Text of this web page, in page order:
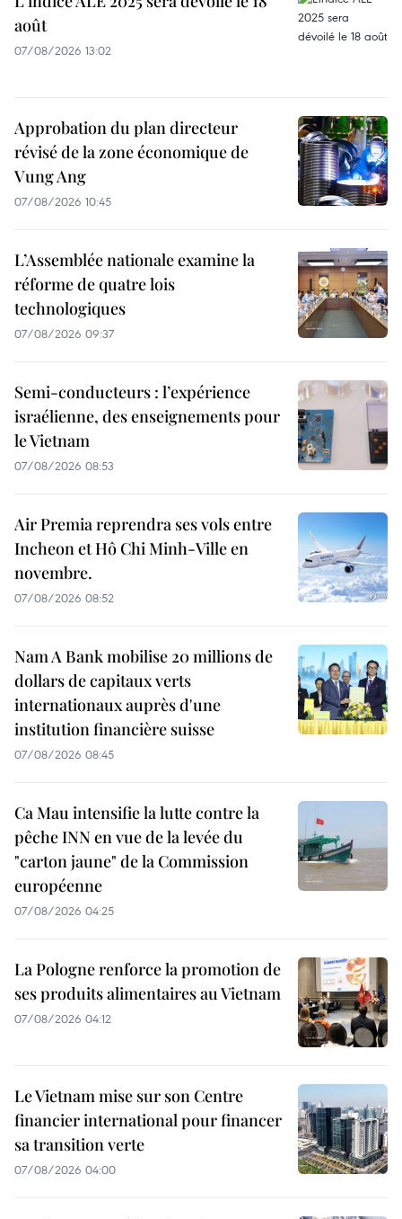
août
07/08/2026 13:02
Approbation du plan directeur
révisé de la zone économique de
Vung Ang
07/08/2026 10:45
L’Assemblée nationale examine la
réforme de quatre lois
technologiques
07/08/2026 09:37
Semi-conducteurs : l’expérience
israélienne, des enseignements pour
le Vietnam
07/08/2026 08:53
Air Premia reprendra ses vols entre
Incheon et Hô Chi Minh-Ville en
novembre.
07/08/2026 08:52
Nam A Bank mobilise 20 millions de
dollars de capitaux verts
internationaux auprès d'une
institution financière suisse
07/08/2026 08:45
Ca Mau intensifie la lutte contre la
pêche INN en vue de la levée du
"carton jaune" de la Commission
européenne
07/08/2026 04:25
La Pologne renforce la promotion de
ses produits alimentaires au Vietnam
07/08/2026 04:12
Le Vietnam mise sur son Centre
financier international pour financer
sa transition verte
07/08/2026 04:00